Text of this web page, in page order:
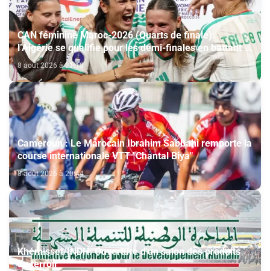
CAN féminine Maroc-2026 (Quarts de finale):
l’Algérie se qualifie pour les demi-finales en battant la
Côte d’Ivoire (2-1)
8 août 2026 à 21:18
Cameroun : Le Marocain Ibrahim Sabbahi remporte la
course internationale VTT "Chantal Biya"
8 août 2026 à 20:44
Khémisset/INDH: Ouverture d'un salon des produits
du terroir